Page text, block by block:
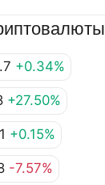
+0.34%
+27.50%
+0.15%
-7.57%